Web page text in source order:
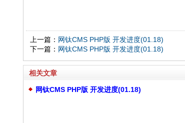
上一篇： 网钛CMS PHP版 开发进度(01.18)
下一篇： 网钛CMS PHP版 开发进度(01.18)
相关文章
网钛CMS PHP版 开发进度(01.18)